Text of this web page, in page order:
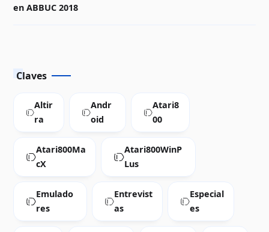
en ABBUC 2018
Claves
Altir
ra
Andr
oid
Atari8
00
Atari800Ma
cX
Atari800WinP
Lus
Emulado
res
Entrevist
as
Especial
es